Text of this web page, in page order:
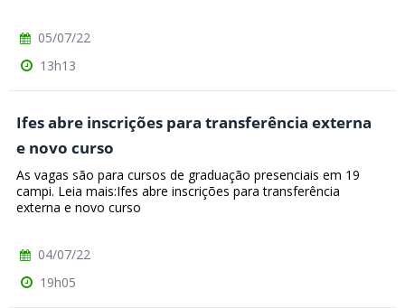
05/07/22
13h13
Ifes abre inscrições para transferência externa
e novo curso
As vagas são para cursos de graduação presenciais em 19
campi. Leia mais:Ifes abre inscrições para transferência
externa e novo curso
04/07/22
19h05